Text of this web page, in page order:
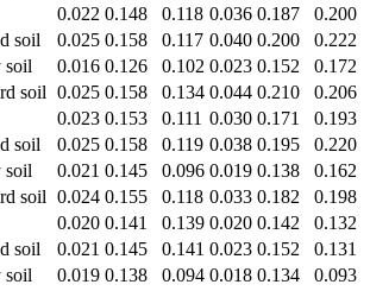
0.022 0.148 0.118 0.036 0.187
0.200
soil
0.025 0.158 0.117 0.040 0.200
0.222
soil
0.016 0.126 0.102 0.023 0.152
0.172
soil 0.025 0.158 0.134 0.044 0.210 0.206
0.023 0.153 0.111 0.030 0.171
0.193
soil
0.025 0.158 0.119 0.038 0.195
0.220
soil
0.021 0.145 0.096 0.019 0.138
0.162
soil 0.024 0.155 0.118 0.033 0.182 0.198
0.020 0.141 0.139 0.020 0.142
0.132
soil
0.021 0.145 0.141 0.023 0.152
0.131
soil
0.019 0.138 0.094 0.018 0.134
0.093